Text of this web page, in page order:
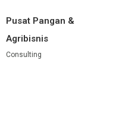
Pusat Pangan &
Agribisnis
Consulting